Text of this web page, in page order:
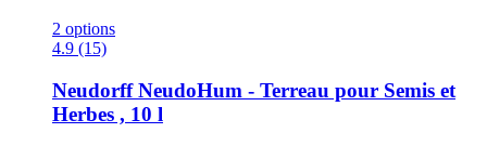
2 options
4.9 (15)
NeudorffNeudoHum -​ Terreau pour Semis et
Herbes , 10 l